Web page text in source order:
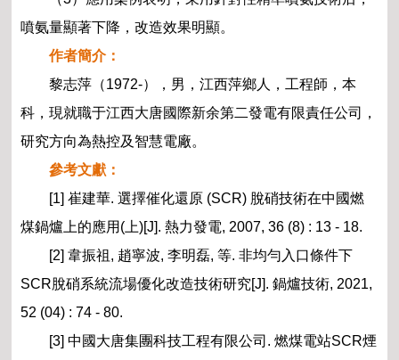
噴氨量顯著下降，改造效果明顯。
作者簡介：
黎志萍（1972-），男，江西萍鄉人，工程師，本
科，現就職于江西大唐國際新余第二發電有限責任公司，
研究方向為熱控及智慧電廠。
參考文獻：
[1] 崔建華. 選擇催化還原 (SCR) 脫硝技術在中國燃
煤鍋爐上的應用(上)[J]. 熱力發電, 2007, 36 (8) : 13 - 18.
[2] 韋振祖, 趙寧波, 李明磊, 等. 非均勻入口條件下
SCR脫硝系統流場優化改造技術研究[J]. 鍋爐技術, 2021,
52 (04) : 74 - 80.
[3] 中國大唐集團科技工程有限公司. 燃煤電站SCR煙